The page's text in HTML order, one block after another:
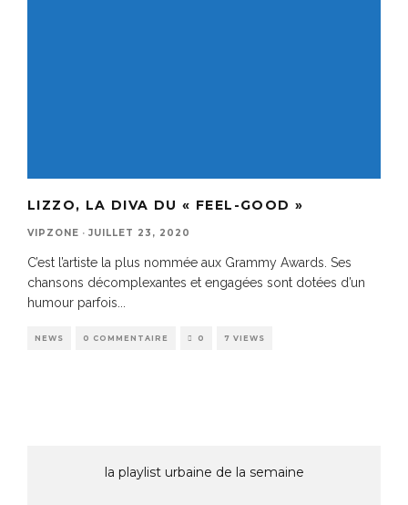
LIZZO, LA DIVA DU « FEEL-GOOD »
VIPZONE · JUILLET 23, 2020
C’est l’artiste la plus nommée aux Grammy Awards. Ses
chansons décomplexantes et engagées sont dotées d’un
humour parfois...
NEWS 0 COMMENTAIRE 0 7 VIEWS
la playlist urbaine de la semaine